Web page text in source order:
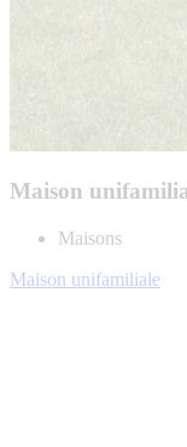
Maison
Maisons
Maison unifamiliale